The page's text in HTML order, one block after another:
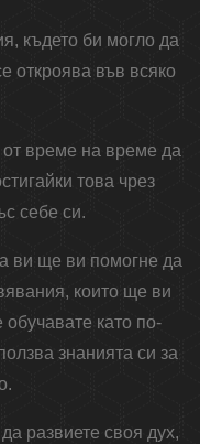
където би могло да
откроява във всяко
време на време да
това чрез
себе си.
ви ще ви помогне да
които ще ви
обучавате като по-
знанията си за
развиете своя дух,